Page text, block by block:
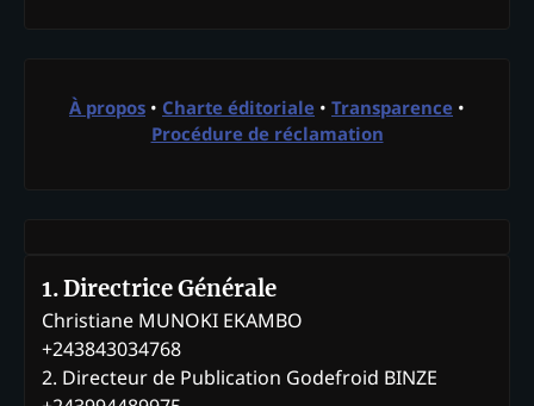
À propos • Charte éditoriale • Transparence •
Procédure de réclamation
1. Directrice Générale
Christiane MUNOKI EKAMBO
+243843034768
2. Directeur de Publication Godefroid BINZE